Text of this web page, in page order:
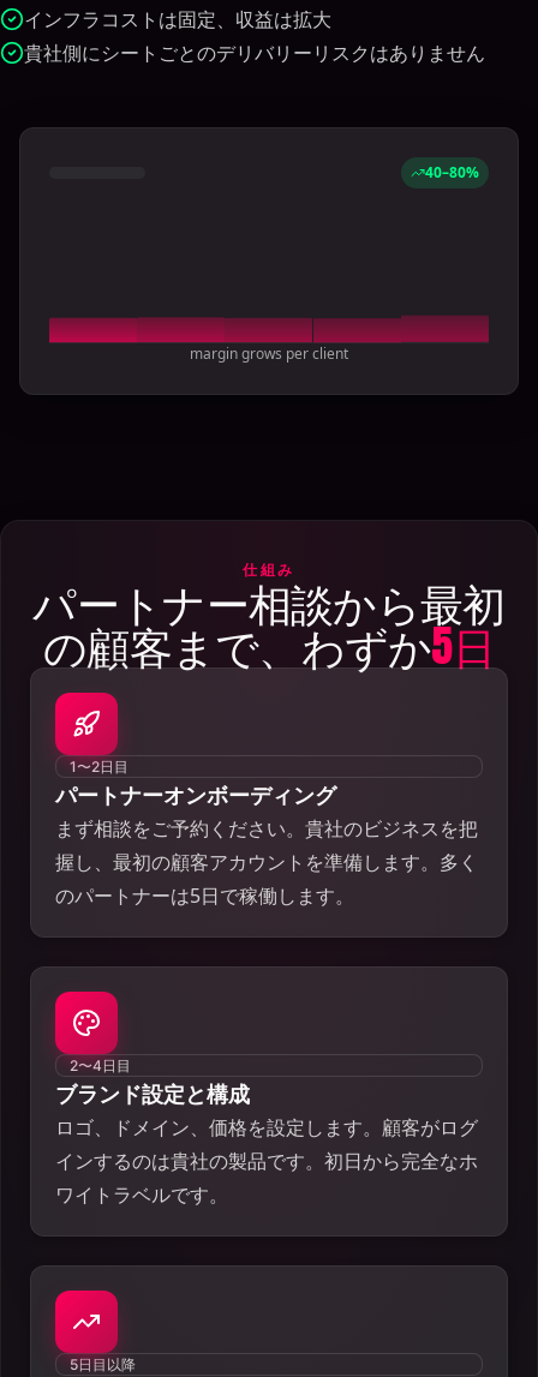
インフラコストは固定、収益は拡大
貴社側にシートごとのデリバリーリスクはありません
40–80%
margin grows per client
仕組み
パートナー相談から最初
の顧客まで、わずか5日
1〜2日目
パートナーオンボーディング
まず相談をご予約ください。貴社のビジネスを把
握し、最初の顧客アカウントを準備します。多く
のパートナーは5日で稼働します。
2〜4日目
ブランド設定と構成
ロゴ、ドメイン、価格を設定します。顧客がログ
インするのは貴社の製品です。初日から完全なホ
ワイトラベルです。
5日目以降